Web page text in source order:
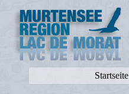
Startseite